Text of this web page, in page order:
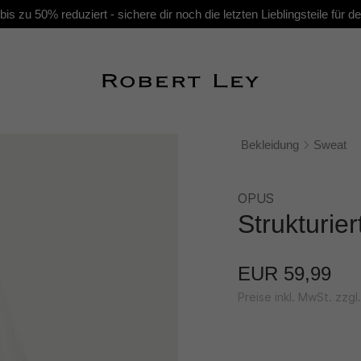
zu 50% reduziert - sichere dir noch die letzten Lieblingsteile für
Bekleidung Sweat
OPUS
EUR 59,99
Preise inkl. MwSt.